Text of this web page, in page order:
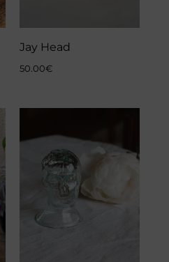
Jay Head
50.00€